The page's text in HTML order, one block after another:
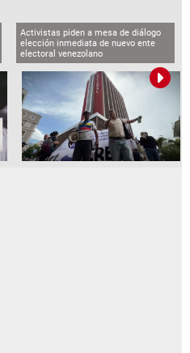
Activistas piden a mesa de diálogo
elección inmediata de nuevo ente
electoral venezolano